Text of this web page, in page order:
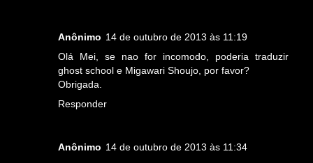
Anônimo 14 de outubro de 2013 às 11:19
Olá Mei, se nao for incomodo, poderia traduzir
ghost school e Migawari Shoujo, por favor?
Obrigada.
Responder
Anônimo 14 de outubro de 2013 às 11:34